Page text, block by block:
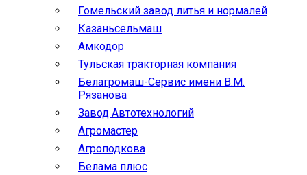
Гомельский завод литья и нормалей
Казаньсельмаш
Амкодор
Тульская тракторная компания
Белагромаш-Сервис имени В.М.
Рязанова
Завод Автотехнологий
Агромастер
Агроподкова
Белама плюс